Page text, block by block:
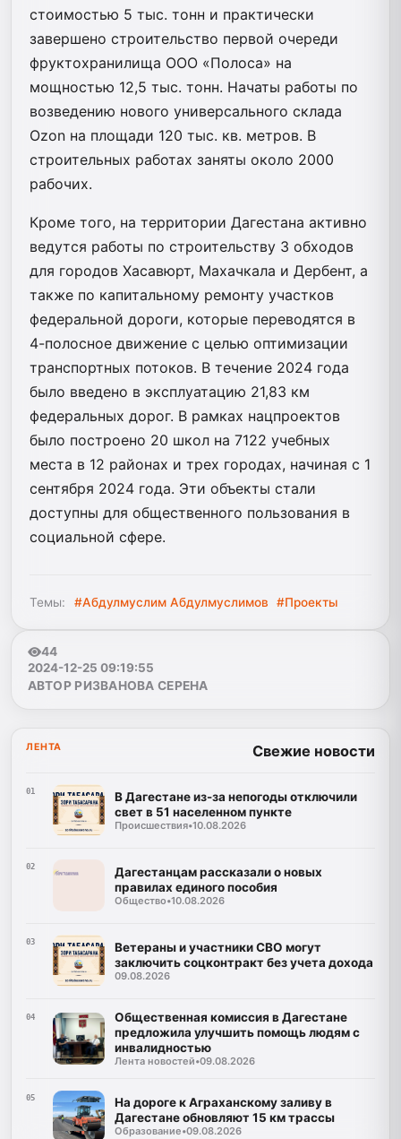
стоимостью 5 тыс. тонн и практически
завершено строительство первой очереди
фруктохранилища ООО «Полоса» на
мощностью 12,5 тыс. тонн. Начаты работы по
возведению нового универсального склада
Ozon на площади 120 тыс. кв. метров. В
строительных работах заняты около 2000
рабочих.
Кроме того, на территории Дагестана активно
ведутся работы по строительству 3 обходов
для городов Хасавюрт, Махачкала и Дербент, а
также по капитальному ремонту участков
федеральной дороги, которые переводятся в
4-полосное движение с целью оптимизации
транспортных потоков. В течение 2024 года
было введено в эксплуатацию 21,83 км
федеральных дорог. В рамках нацпроектов
было построено 20 школ на 7122 учебных
места в 12 районах и трех городах, начиная с 1
сентября 2024 года. Эти объекты стали
доступны для общественного пользования в
социальной сфере.
Темы: #Абдулмуслим Абдулмуслимов #Проекты
44
2024-12-25 09:19:55
АВТОР РИЗВАНОВА СЕРЕНА
ЛЕНТА Свежие новости
01
В Дагестане из-за непогоды отключили
свет в 51 населенном пункте
Происшествия•10.08.2026
02
Дагестанцам рассказали о новых
правилах единого пособия
Общество•10.08.2026
03
Ветераны и участники СВО могут
заключить соцконтракт без учета дохода
09.08.2026
04
Общественная комиссия в Дагестане
предложила улучшить помощь людям с
инвалидностью
Лента новостей•09.08.2026
05
На дороге к Аграханскому заливу в
Дагестане обновляют 15 км трассы
Образование•09.08.2026